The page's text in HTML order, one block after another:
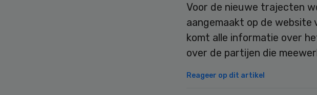
Voor de nieuwe trajecten
aangemaakt op de
komt alle informatie over
over de partijen die
Reageer op dit artikel